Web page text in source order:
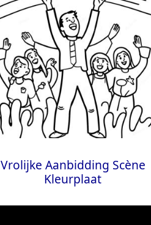
Vrolijke Aanbidding Scène
Kleurplaat